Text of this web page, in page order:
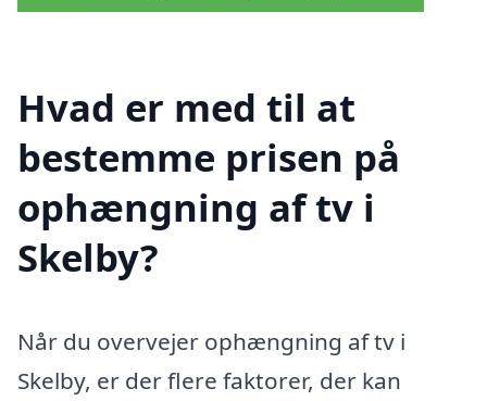
Hvad er med til at
bestemme prisen på
ophængning af tv i
Skelby?
Når du overvejer ophængning af tv i
Skelby, er der flere faktorer, der kan